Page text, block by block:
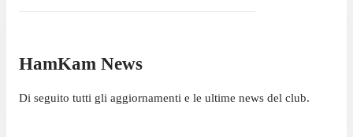
HamKam News
Di seguito tutti gli aggiornamenti e le ultime news del club.